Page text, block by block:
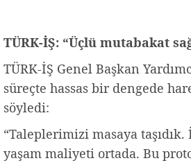
TÜRK-İŞ: “Üçlü mutabakat
TÜRK-İŞ Genel Başkan
süreçte hassas bir dengede
söyledi:
“Taleplerimizi masaya
yaşam maliyeti ortada. Bu